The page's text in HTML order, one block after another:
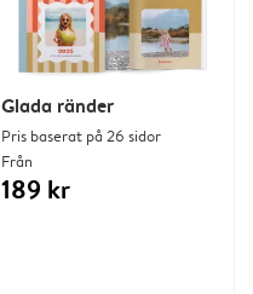
Glada ränder
Pris baserat på 26 sidor
Från
189 kr